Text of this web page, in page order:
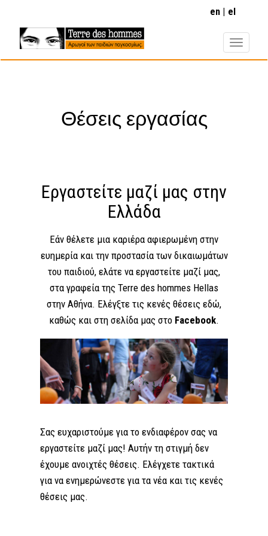
κυρίως
en el
Θέσεις εργασίας
Eργαστείτε μαζί μας στην
Ελλάδα
Εάν θέλετε μια καριέρα αφιερωμένη στην
ευημερία και την προστασία των δικαιωμάτων
του παιδιού, ελάτε να εργαστείτε μαζί μας,
στα γραφεία της Terre des hommes Hellas
στην Αθήνα. Ελέγξτε τις κενές θέσεις εδώ,
καθώς και στη σελίδα μας στο Facebook.
Σας ευχαριστούμε για το ενδιαφέρον σας να
εργαστείτε μαζί μας! Αυτήν τη στιγμή δεν
έχουμε ανοιχτές θέσεις. Ελέγχετε τακτικά
για να ενημερώνεστε για τα νέα και τις κενές
θέσεις μας.